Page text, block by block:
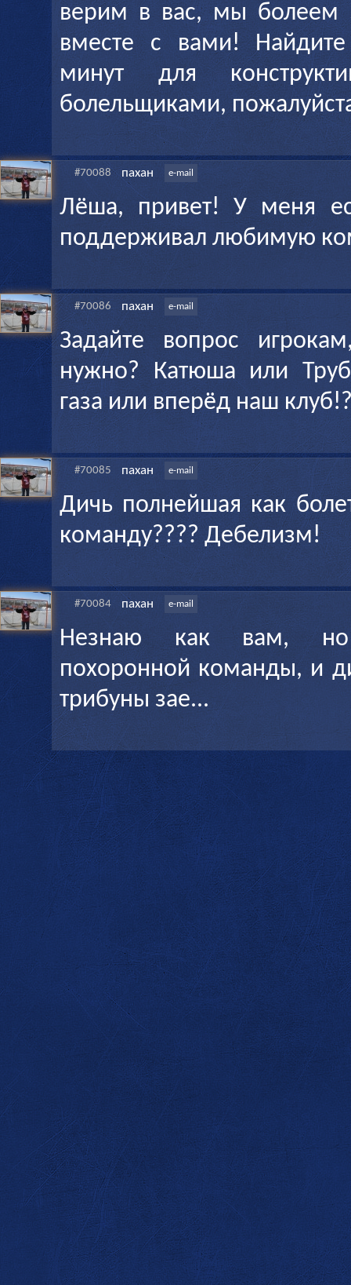
верим в вас, мы болеем
вместе с вами! Найдите
минут для
болельщиками,
#70088 пахан e-mail
Лёша, привет! У меня
поддерживал любимую
#70086 пахан e-mail
Задайте вопрос
нужно? Катюша или
газа или вперёд наш
#70085 пахан e-mail
Дичь полнейшая как
команду???? Дебелизм!
#70084 пахан e-mail
Незнаю как вам, но
похоронной команды, и
трибуны зае...